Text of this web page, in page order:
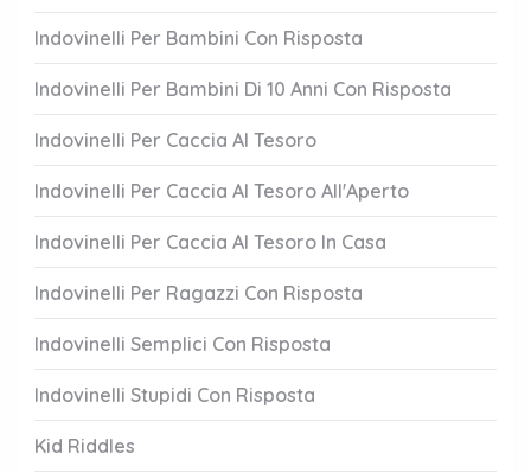
Indovinelli Per Bambini Con Risposta
Indovinelli Per Bambini Di 10 Anni Con Risposta
Indovinelli Per Caccia Al Tesoro
Indovinelli Per Caccia Al Tesoro All'Aperto
Indovinelli Per Caccia Al Tesoro In Casa
Indovinelli Per Ragazzi Con Risposta
Indovinelli Semplici Con Risposta
Indovinelli Stupidi Con Risposta
Kid Riddles